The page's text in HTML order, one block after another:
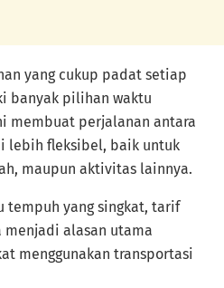
yang cukup padat setiap
banyak pilihan waktu
membuat perjalanan antara
lebih fleksibel, baik untuk
maupun aktivitas lainnya.
tempuh yang singkat, tarif
menjadi alasan utama
menggunakan transportasi